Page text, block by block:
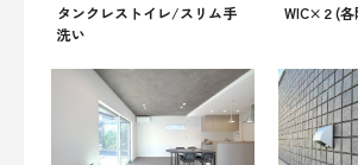
タンクレストイレ/スリム手
洗い
WIC×２(